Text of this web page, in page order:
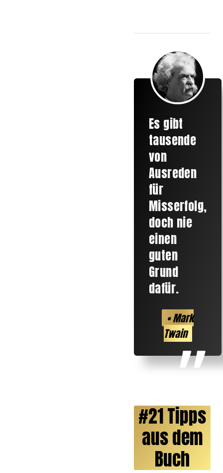
Es gibt
tausende
von
Ausreden
für
Misserfolg,
doch nie
einen
guten
Grund
dafür.
• Mark
Twain
#21 Tipps
aus dem
Buch